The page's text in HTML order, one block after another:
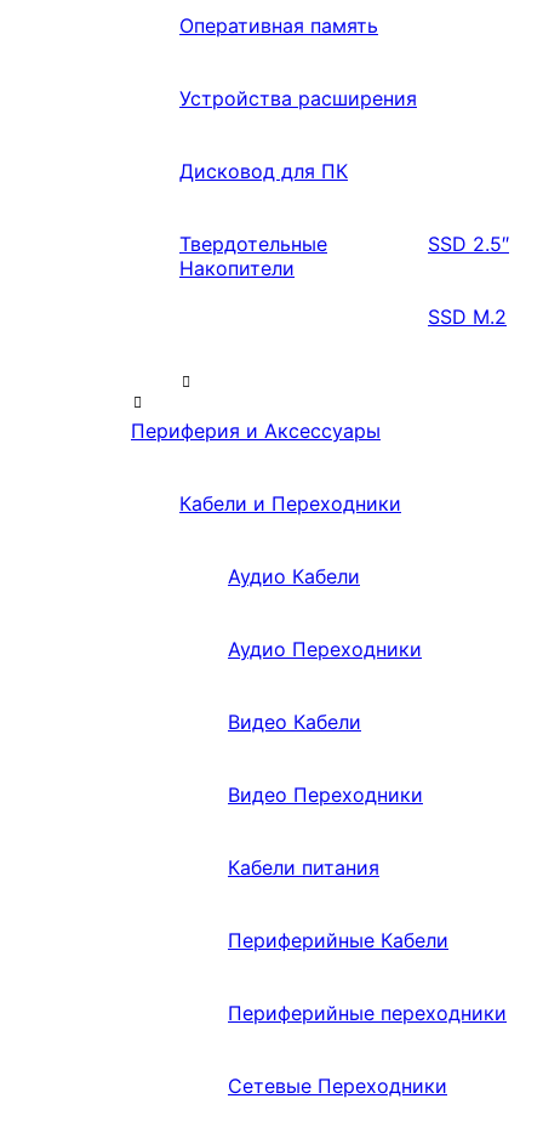
Оперативная память
Устройства расширения
Дисковод для ПК
Твердотельные
Накопители
SSD 2.5″
SSD M.2
Периферия и Аксессуары
Кабели и Переходники
Аудио Кабели
Аудио Переходники
Видео Кабели
Видео Переходники
Кабели питания
Периферийные Кабели
Периферийные переходники
Сетевые Переходники